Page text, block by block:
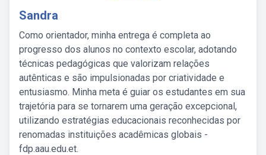
Sandra
Como orientador, minha entrega é completa ao
progresso dos alunos no contexto escolar, adotando
técnicas pedagógicas que valorizam relações
autênticas e são impulsionadas por criatividade e
entusiasmo. Minha meta é guiar os estudantes em sua
trajetória para se tornarem uma geração excepcional,
utilizando estratégias educacionais reconhecidas por
renomadas instituições acadêmicas globais -
fdp.aau.edu.et.